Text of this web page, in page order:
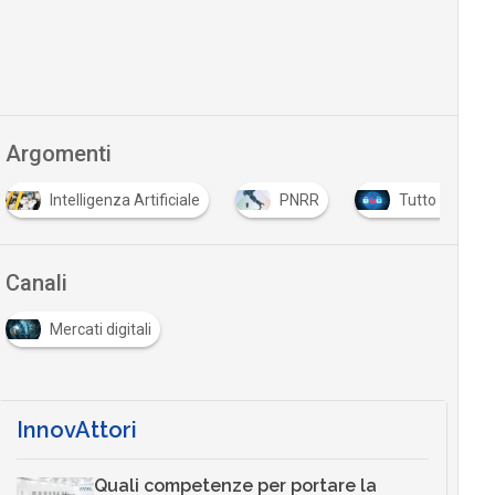
Argomenti
Intelligenza Artificiale PNRR Tutto su
Canali
Mercati digitali
InnovAttori
Quali competenze per portare la